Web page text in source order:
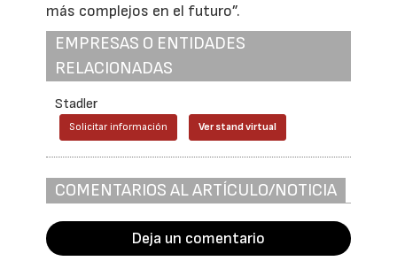
más complejos en el futuro”.
EMPRESAS O ENTIDADES
RELACIONADAS
Stadler
Solicitar información Ver stand virtual
COMENTARIOS AL ARTÍCULO/NOTICIA
Deja un comentario